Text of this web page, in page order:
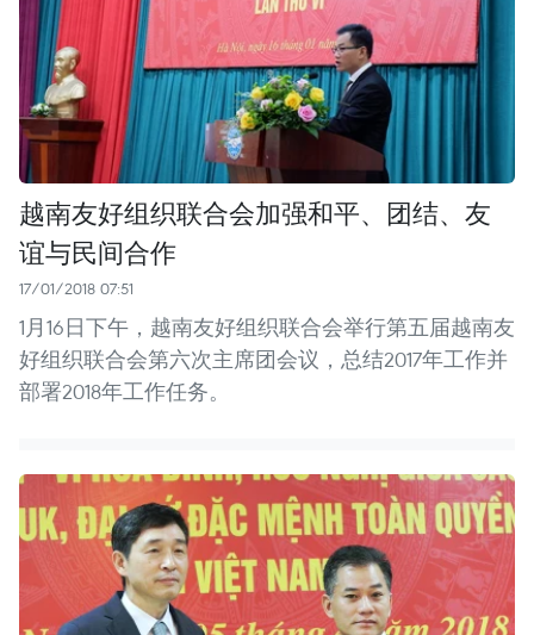
越南友好组织联合会加强和平、团结、友
谊与民间合作
17/01/2018 07:51
1月16日下午，越南友好组织联合会举行第五届越南友
好组织联合会第六次主席团会议，总结2017年工作并
部署2018年工作任务。